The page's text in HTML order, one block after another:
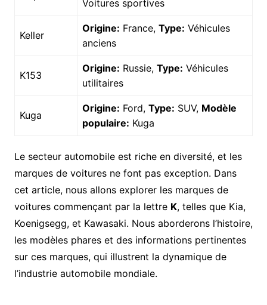
Voitures sportives
Keller
Origine: France, Type: Véhicules
anciens
K153
Origine: Russie, Type: Véhicules
utilitaires
Kuga
Origine: Ford, Type: SUV, Modèle
populaire: Kuga
Le secteur automobile est riche en diversité, et les
marques de voitures ne font pas exception. Dans
cet article, nous allons explorer les marques de
voitures commençant par la lettre K, telles que Kia,
Koenigsegg, et Kawasaki. Nous aborderons l’histoire,
les modèles phares et des informations pertinentes
sur ces marques, qui illustrent la dynamique de
l’industrie automobile mondiale.